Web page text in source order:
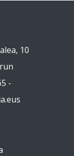
10
-